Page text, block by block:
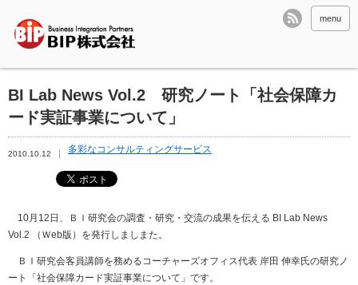
menu
BI Lab News Vol.2 研究ノート「社会保障カ
ード実証事業について」
2010.10.12 多彩なコンサルティングサービス
10月12日、ＢＩ研究会の調査・研究・交流の成果を伝える BI Lab News
Vol.2 （Ｗeb版）を発行しましまた。
ＢＩ研究会客員講師を務めるコーチャーズオフィス代表 岸田 伸幸氏の研究ノ
ート「社会保障カード実証事業について」です。